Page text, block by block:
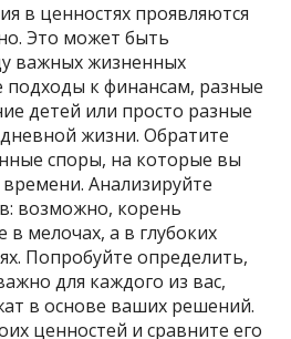
в ценностях проявляются
Это может быть
важных жизненных
к финансам, разные
детей или просто разные
жизни. Обратите
споры, на которые вы
Анализируйте
возможно, корень
в мелочах, а в глубоких
Попробуйте определить,
для каждого из вас,
в основе ваших решений.
ценностей и сравните его